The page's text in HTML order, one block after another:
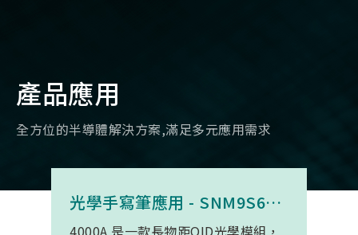
產品應用
全方位的半導體解決方案,滿足多元應用需求
光學手寫筆應用 - SNM9S6100BC4000A
4000A 是一款長物距OID光學模組，